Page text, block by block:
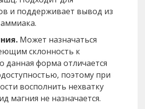
и поддерживает вывод из
Может назначаться
склонность к
данная форма отличается
поэтому при
восполнить нехватку
магния не назначается.